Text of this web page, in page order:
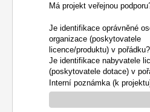
Má projekt veřejnou
Je identifikace oprávněné
organizace (poskytovatele
licence/produktu) v pořádku?
Je identifikace nabyvatele
(poskytovatele dotace) v
Interní poznámka (k